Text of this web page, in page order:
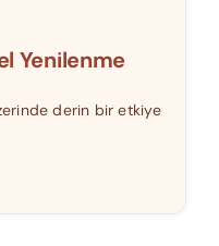
Yenilenme
derin bir etkiye